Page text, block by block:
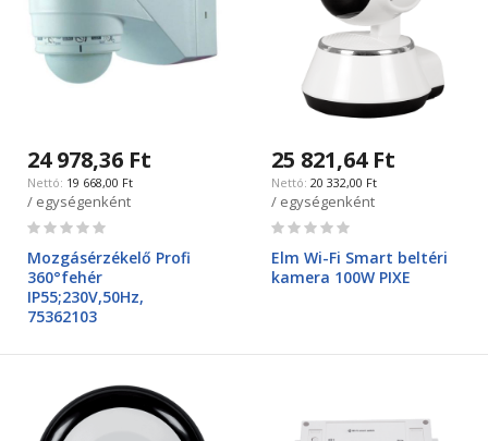
24 978,36 Ft
19 668,00 Ft
/ egységenként
Rating:
Mozgásérzékelő Profi
360°fehér
IP55;230V,50Hz,
75362103
25 821,64 Ft
20 332,00 Ft
/ egységenként
Rating:
Elm Wi-Fi Smart beltéri
kamera 100W PIXE